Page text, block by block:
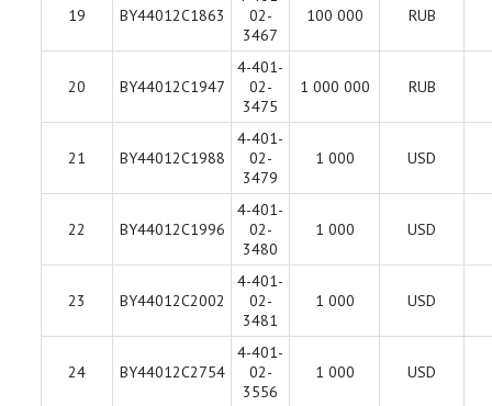
19 BY44012C1863
02-
3467
100 000 RUB
20 BY44012C1947
4-401-
02-
3475
1 000 000 RUB
21 BY44012C1988
4-401-
02-
3479
1 000 USD
22 BY44012C1996
4-401-
02-
3480
1 000 USD
23 BY44012C2002
4-401-
02-
3481
1 000 USD
24 BY44012C2754
4-401-
02-
3556
1 000 USD